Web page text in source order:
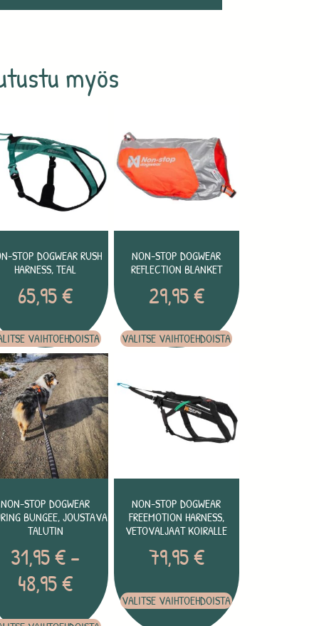
myös
STOP DOGWEAR RUSH
HARNESS, TEAL
65,95€
VAIHTOEHDOISTA
NON-STOP DOGWEAR
REFLECTION BLANKET
29,95€
VALITSE VAIHTOEHDOISTA
NON-STOP DOGWEAR
BUNGEE, JOUSTAVA
TALUTIN
31,95€–
48,95€
NON-STOP DOGWEAR
FREEMOTION HARNESS,
VETOVALJAAT KOIRALLE
79,95€
VALITSE VAIHTOEHDOISTA